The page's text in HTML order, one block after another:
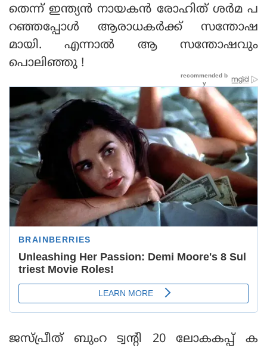
തെന്ന് ഇന്ത്യന്‍ നായകന്‍ രോഹിത് ശര്‍മ പ
റഞ്ഞപ്പോള്‍ ആരാധകര്‍ക്ക് സന്തോഷ
മായി. എന്നാല്‍ ആ സന്തോഷവും
പൊലിഞ്ഞു !
ജസ്പ്രീത് ബുംറ ട്വന്റി 20 ലോകകപ്പ് ക